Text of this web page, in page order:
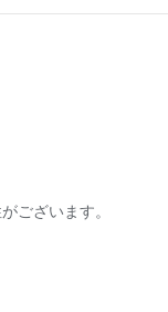
ございます。